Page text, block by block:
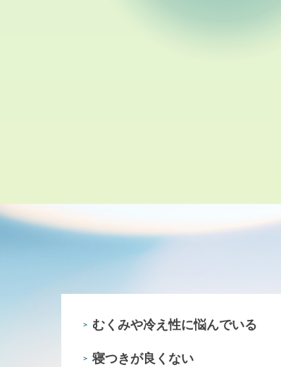
＞ むくみや冷え性に悩んでいる
＞ 寝つきが良くない